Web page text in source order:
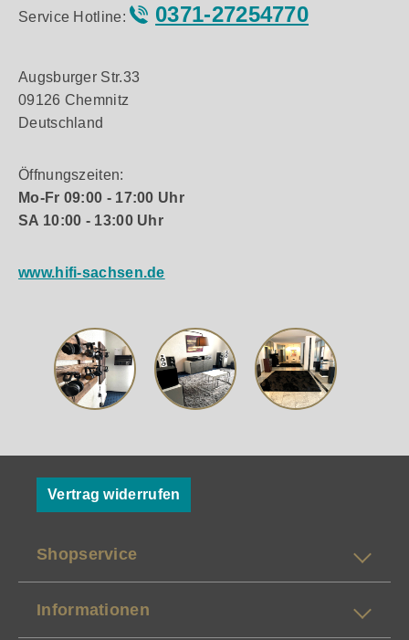
Service Hotline: 0371-27254770
Augsburger Str.33
09126 Chemnitz
Deutschland
Öffnungszeiten:
Mo-Fr 09:00 - 17:00 Uhr
SA 10:00 - 13:00 Uhr
www.hifi-sachsen.de
Vertrag widerrufen
Shopservice
Informationen